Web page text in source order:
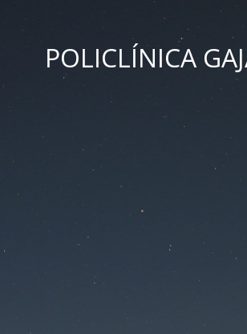
POLICLÍNICA